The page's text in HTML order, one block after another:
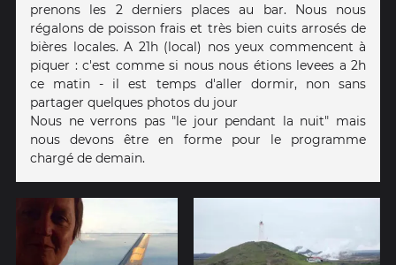
prenons les 2 derniers places au bar. Nous nous
régalons de poisson frais et très bien cuits arrosés de
bières locales. A 21h (local) nos yeux commencent à
piquer : c'est comme si nous nous étions levees a 2h
ce matin - il est temps d'aller dormir, non sans
partager quelques photos du jour
Nous ne verrons pas "le jour pendant la nuit" mais
nous devons être en forme pour le programme
chargé de demain.